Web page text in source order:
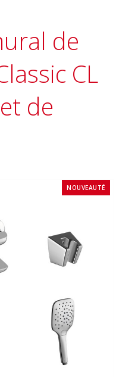
de
CL
de
NOUVEAUTÉ